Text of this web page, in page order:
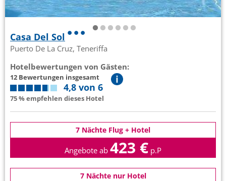
Casa Del Sol
Puerto De La Cruz, Teneriffa
Hotelbewertungen von Gästen:
12 Bewertungen insgesamt
4,8 von 6
75 % empfehlen dieses Hotel
7 Nächte Flug + Hotel
Angebote ab 423 € p.P
7 Nächte nur Hotel